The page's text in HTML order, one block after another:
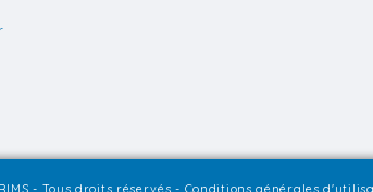
- Tous droits réservés - Conditions générales